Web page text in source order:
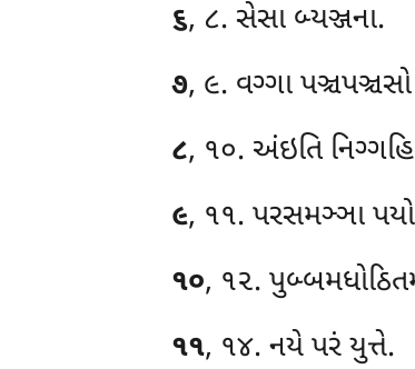
૬, ૮. સેસા બ્યઞ્જના.
૭, ૯. વગ્ગા
૮, ૧૦. અંઇતિ
૯, ૧૧. પરસમઞ્ઞા
૧૦, ૧૨.
૧૧, ૧૪. નયે પરં યુત્તે.